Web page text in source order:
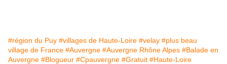
#région du Puy #villages de Haute-Loire #velay #plus beau
village de France #Auvergne #Auvergne Rhône Alpes #Balade en
Auvergne #Blogueur #Cpauvergne #Gratuit #Haute-Loire